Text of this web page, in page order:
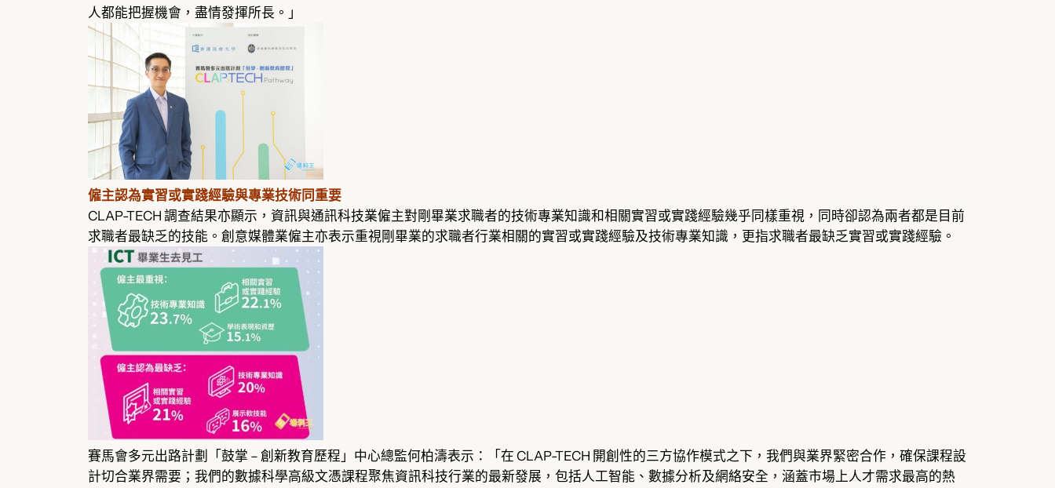
人都能把握機會，盡情發揮所長。」
僱主認為實習或實踐經驗與專業技術同重要
CLAP-TECH 調查結果亦顯示，資訊與通訊科技業僱主對剛畢業求職者的技術專業知識和相關實習或實踐經驗幾乎同樣重視，同時卻認為兩者都是目前
求職者最缺乏的技能。創意媒體業僱主亦表示重視剛畢業的求職者行業相關的實習或實踐經驗及技術專業知識，更指求職者最缺乏實習或實踐經驗。
賽馬會多元出路計劃「鼓掌 – 創新教育歷程」中心總監何柏濤表示：「在 CLAP-TECH 開創性的三方協作模式之下，我們與業界緊密合作，確保課程設
計切合業界需要；我們的數據科學高級文憑課程聚焦資訊科技行業的最新發展，包括人工智能、數據分析及網絡安全，涵蓋市場上人才需求最高的熱